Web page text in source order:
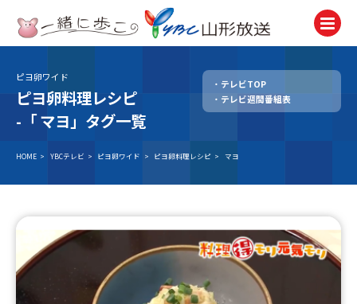
テレビ
TV
ニュース
イベント
Event
ピヨ卵ワイド
ピヨ卵料理レシピ
-「マヨ」タグ一覧
テレビTOP
テレビ週間番組表
HOME > YBCテレビ > ピヨ卵ワイド > ピヨ卵料理レシピ > マヨ